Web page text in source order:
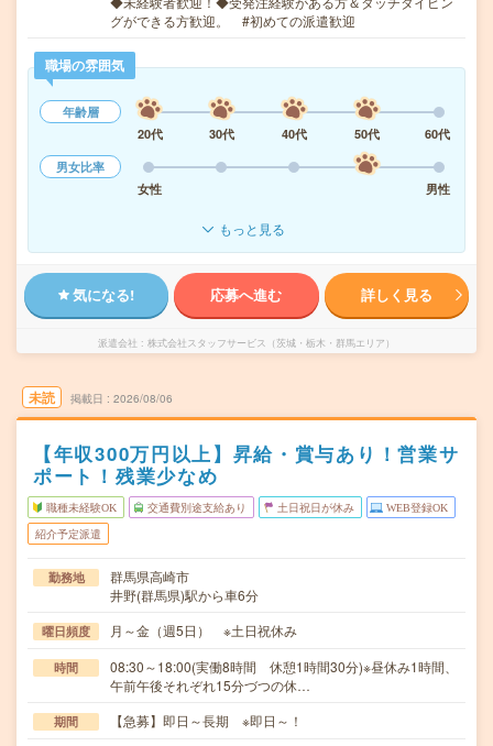
グができる方歓迎。 #初めての派遣歓迎
職場の雰囲気
年齢層
20代
30代 40代 50代
60代
男女比率
女性
男性
もっと見る
気になる! 応募へ進む 詳しく見る
派遣会社 株式会社スタッフサービス（茨城・栃木・群馬エリア）
未読 掲載日 2026/08/06
【年収300万円以上】昇給・賞与あり！営業サ
ポート！残業少なめ
職種未経験OK 交通費別途支給あり 土日祝日が休み WEB登録OK
紹介予定派遣
勤務地
群馬県高崎市
井野(群馬県)駅から車6分
曜日頻度 月～金（週5日） ※土日祝休み
時間
08:30～18:00(実働8時間 休憩1時間30分)※昼休み1時間、
午前午後それぞれ15分づつの休…
期間 【急募】即日～長期 ※即日～！